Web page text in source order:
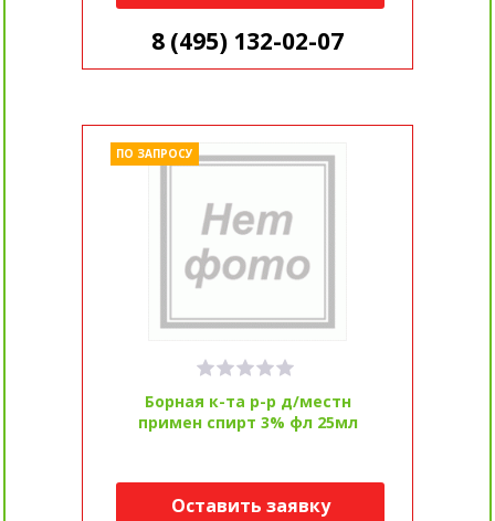
8 (495) 132-02-07
Борная к-та р-р д/местн
примен спирт 3% фл 25мл
ПО ЗАПРОСУ
Оставить заявку